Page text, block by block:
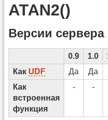
ATAN2()
Версии сервера
0.9 1.0
Как UDF Да Да
Как
встроенная
функция
- -